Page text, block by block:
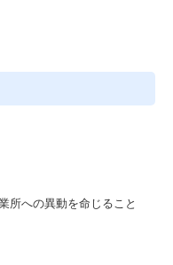
所への異動を命じること